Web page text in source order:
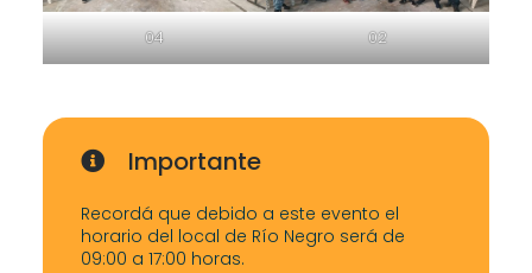
04 02
Importante
Recordá que debido a este evento el
horario del local de Río Negro será de
09:00 a 17:00 horas.